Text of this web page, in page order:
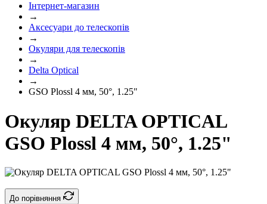
Інтернет-магазин
→
Аксесуари до телескопів
→
Окуляри для телескопів
→
Delta Optical
→
GSO Plossl 4 мм, 50°, 1.25"
Окуляр DELTA OPTICAL
GSO Plossl 4 мм, 50°, 1.25"
До порівняння